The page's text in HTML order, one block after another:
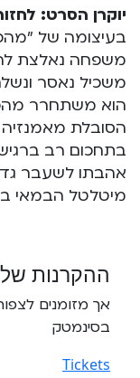
יוקרן הסרט:
משפחה נאלצת
משכיל נאסר
הוא משתחרר
הסובלת
בתחכום רב
אהבתו לשעבר
מיטלטל הבמאי
ההקרנות
אך מזומנים
בסינמטק
Tickets